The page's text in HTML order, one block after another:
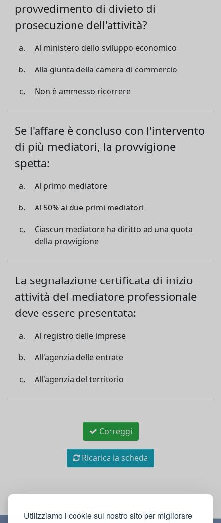
Utilizziamo i cookie sul nostro sito per migliorare
provvedimento di divieto di
prosecuzione dell'attività?
Al ministero dello sviluppo economico
Alla giunta della camera di commercio
Non è ammesso ricorrere
Se l'affare è concluso con l'intervento
di più mediatori, la provvigione
spetta:
Al primo mediatore
Al 50% ai due primi mediatori
Ciascun mediatore ha diritto ad una quota
della provvigione
La segnalazione certificata di inizio
attività del mediatore professionale
deve essere presentata:
Al registro delle imprese
All'agenzia delle entrate
All'agenzia del territorio
Correggi
Ricarica la scheda